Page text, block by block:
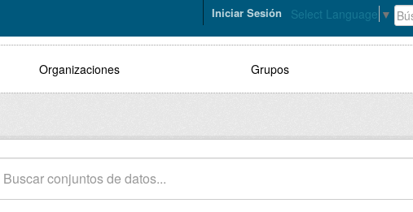
Select Language ▼
Iniciar Sesión
Organizaciones Grupos